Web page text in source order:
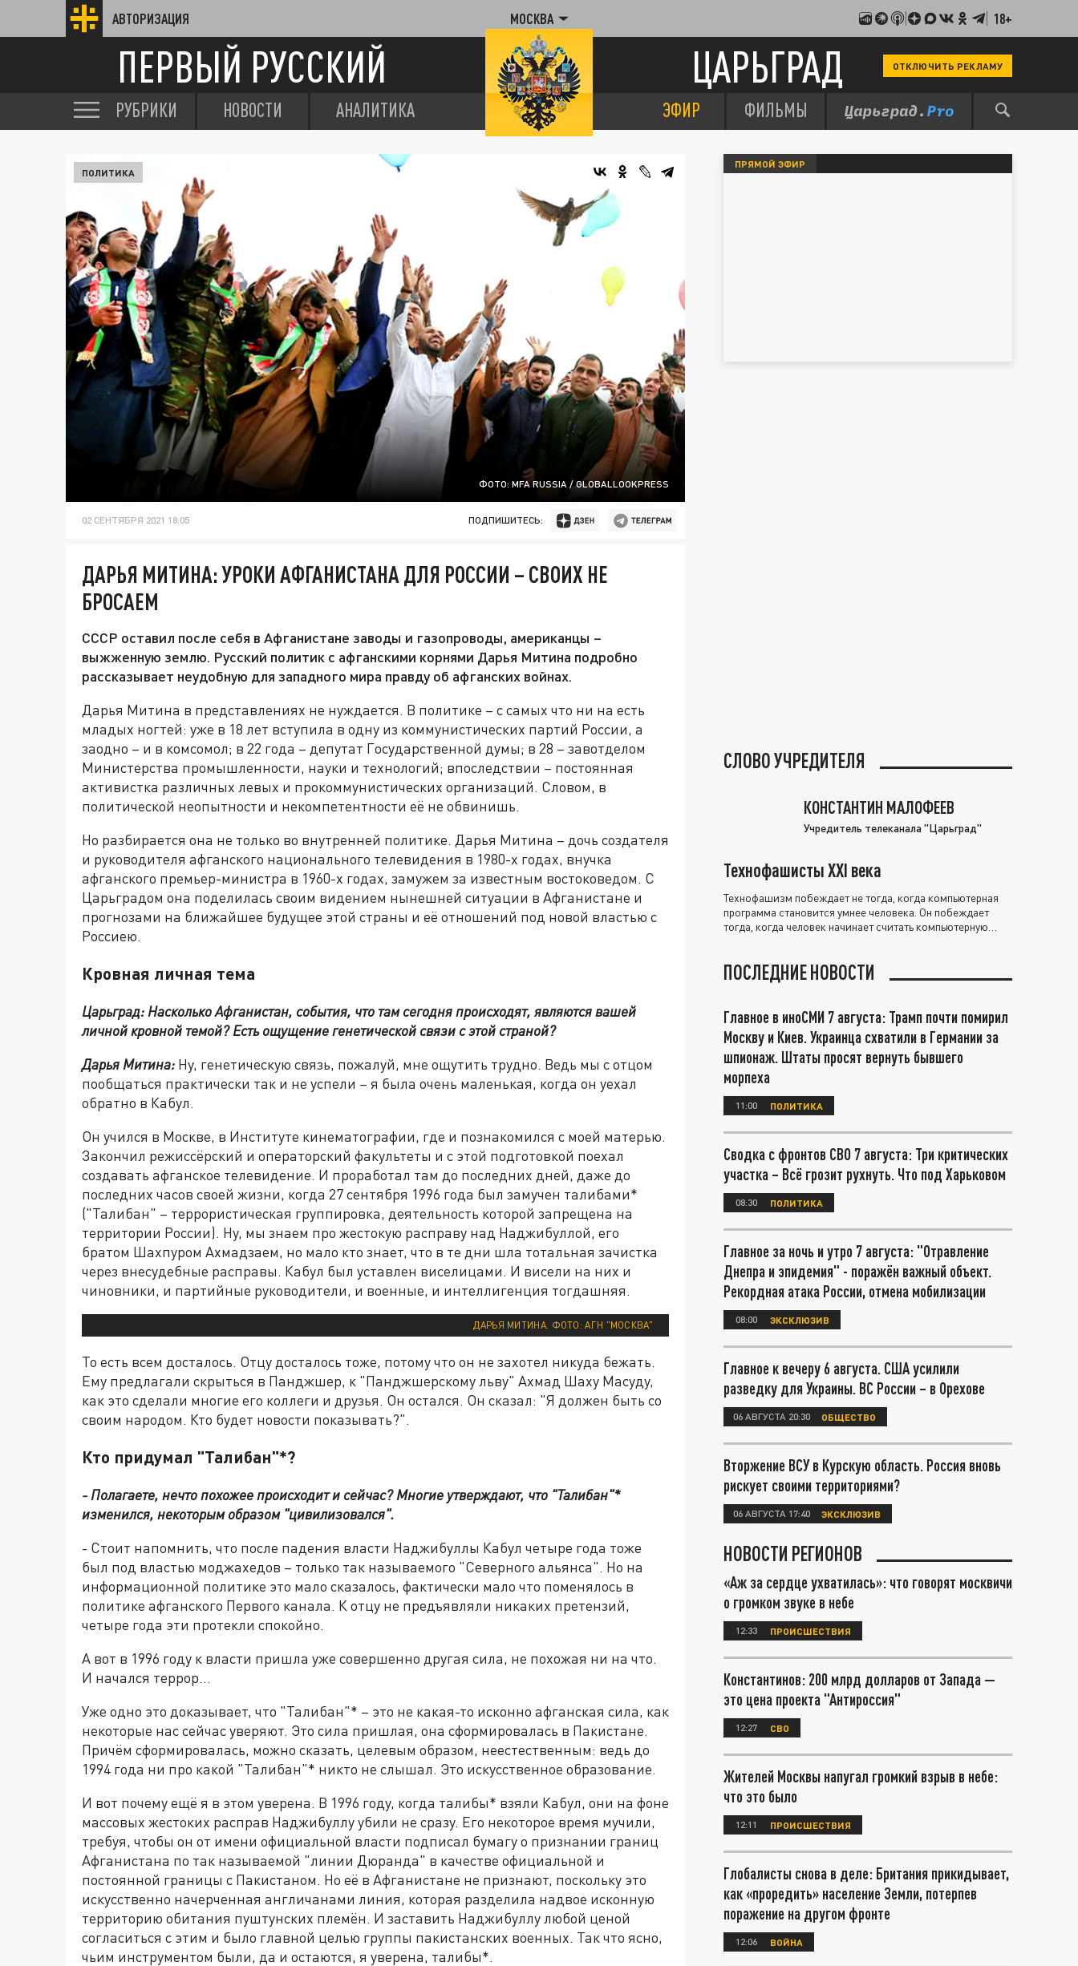
АВТОРИЗАЦИЯ МОСКВА 18+
ПЕРВЫЙ РУССКИЙ ЦАРЬГРАД ОТКЛЮЧИТЬ РЕКЛАМУ
РУБРИКИ НОВОСТИ АНАЛИТИКА ЭФИР ФИЛЬМЫ
ФОТО: MFA RUSSIA / GLOBALLOOKPRESS
ПОЛИТИКА
02 СЕНТЯБРЯ 2021 18:05 ПОДПИШИТЕСЬ:
ДАРЬЯ МИТИНА: УРОКИ АФГАНИСТАНА ДЛЯ РОССИИ – СВОИХ НЕ
БРОСАЕМ
СССР оставил после себя в Афганистане заводы и газопроводы, американцы –
выжженную землю. Русский политик с афганскими корнями Дарья Митина подробно
рассказывает неудобную для западного мира правду об афганских войнах.
Дарья Митина в представлениях не нуждается. В политике – с самых что ни на есть
младых ногтей: уже в 18 лет вступила в одну из коммунистических партий России, а
заодно – и в комсомол; в 22 года – депутат Государственной думы; в 28 – завотделом
Министерства промышленности, науки и технологий; впоследствии – постоянная
активистка различных левых и прокоммунистических организаций. Словом, в
политической неопытности и некомпетентности её не обвинишь.
Но разбирается она не только во внутренней политике. Дарья Митина – дочь создателя
и руководителя афганского национального телевидения в 1980-х годах, внучка
афганского премьер-министра в 1960-х годах, замужем за известным востоковедом. С
Царьградом она поделилась своим видением нынешней ситуации в Афганистане и
прогнозами на ближайшее будущее этой страны и её отношений под новой властью с
Россиею.
Кровная личная тема
Царьград: Насколько Афганистан, события, что там сегодня происходят, являются вашей
личной кровной темой? Есть ощущение генетической связи с этой страной?
Дарья Митина: Ну, генетическую связь, пожалуй, мне ощутить трудно. Ведь мы с отцом
пообщаться практически так и не успели – я была очень маленькая, когда он уехал
обратно в Кабул.
Он учился в Москве, в Институте кинематографии, где и познакомился с моей матерью.
Закончил режиссёрский и операторский факультеты и с этой подготовкой поехал
создавать афганское телевидение. И проработал там до последних дней, даже до
последних часов своей жизни, когда 27 сентября 1996 года был замучен талибами*
("Талибан" – террористическая группировка, деятельность которой запрещена на
территории России). Ну, мы знаем про жестокую расправу над Наджибуллой, его
братом Шахпуром Ахмадзаем, но мало кто знает, что в те дни шла тотальная зачистка
через внесудебные расправы. Кабул был уставлен виселицами. И висели на них и
чиновники, и партийные руководители, и военные, и интеллигенция тогдашняя.
ДАРЬЯ МИТИНА. ФОТО: АГН "МОСКВА"
То есть всем досталось. Отцу досталось тоже, потому что он не захотел никуда бежать.
Ему предлагали скрыться в Панджшер, к "Панджшерскому льву" Ахмад Шаху Масуду,
как это сделали многие его коллеги и друзья. Он остался. Он сказал: "Я должен быть со
своим народом. Кто будет новости показывать?".
Кто придумал "Талибан"*?
- Полагаете, нечто похожее происходит и сейчас? Многие утверждают, что "Талибан"*
изменился, некоторым образом "цивилизовался".
- Стоит напомнить, что после падения власти Наджибуллы Кабул четыре года тоже
был под властью моджахедов – только так называемого "Северного альянса". Но на
информационной политике это мало сказалось, фактически мало что поменялось в
политике афганского Первого канала. К отцу не предъявляли никаких претензий,
четыре года эти протекли спокойно.
А вот в 1996 году к власти пришла уже совершенно другая сила, не похожая ни на что.
И начался террор…
Уже одно это доказывает, что "Талибан"* – это не какая-то исконно афганская сила, как
некоторые нас сейчас уверяют. Это сила пришлая, она сформировалась в Пакистане.
Причём сформировалась, можно сказать, целевым образом, неестественным: ведь до
1994 года ни про какой "Талибан"* никто не слышал. Это искусственное образование.
И вот почему ещё я в этом уверена. В 1996 году, когда талибы* взяли Кабул, они на фоне
массовых жестоких расправ Наджибуллу убили не сразу. Его некоторое время мучили,
требуя, чтобы он от имени официальной власти подписал бумагу о признании границ
Афганистана по так называемой "линии Дюранда" в качестве официальной и
постоянной границы с Пакистаном. Но её в Афганистане не признают, поскольку это
искусственно начерченная англичанами линия, которая разделила надвое исконную
территорию обитания пуштунских племён. И заставить Наджибуллу любой ценой
согласиться с этим и было главной целью группы пакистанских военных. Так что ясно,
чьим инструментом были, да и остаются, я уверена, талибы*.
ПРЯМОЙ ЭФИР
СЛОВО УЧРЕДИТЕЛЯ
КОНСТАНТИН МАЛОФЕЕВ
Учредитель телеканала "Царьград"
Технофашисты XXI века
Технофашизм побеждает не тогда, когда компьютерная
программа становится умнее человека. Он побеждает
тогда, когда человек начинает считать компьютерную
ПОСЛЕДНИЕ НОВОСТИ
Главное в иноСМИ 7 августа: Трамп почти помирил
Москву и Киев. Украинца схватили в Германии за
шпионаж. Штаты просят вернуть бывшего
морпеха
11:00 ПОЛИТИКА
Сводка с фронтов СВО 7 августа: Три критических
участка – Всё грозит рухнуть. Что под Харьковом
08:30 ПОЛИТИКА
Главное за ночь и утро 7 августа: "Отравление
Днепра и эпидемия" - поражён важный объект.
Рекордная атака России, отмена мобилизации
08:00 ЭКСКЛЮЗИВ
Главное к вечеру 6 августа. США усилили
разведку для Украины. ВС России – в Орехове
06 АВГУСТА 20:30 ОБЩЕСТВО
Вторжение ВСУ в Курскую область. Россия вновь
рискует своими территориями?
06 АВГУСТА 17:40 ЭКСКЛЮЗИВ
НОВОСТИ РЕГИОНОВ
«Аж за сердце ухватилась»: что говорят москвичи
о громком звуке в небе
12:33 ПРОИСШЕСТВИЯ
Константинов: 200 млрд долларов от Запада —
это цена проекта "Антироссия"
12:27 СВО
Жителей Москвы напугал громкий взрыв в небе:
что это было
12:11 ПРОИСШЕСТВИЯ
Глобалисты снова в деле: Британия прикидывает,
как «проредить» население Земли, потерпев
поражение на другом фронте
12:06 ВОЙНА